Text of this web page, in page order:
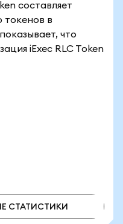
составляет
токенов в
что
iExec RLC Token
СТАТИСТИКИ